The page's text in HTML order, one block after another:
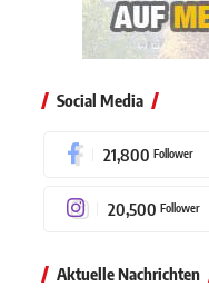
Social Media
21,800 Follower
20,500 Follower
Aktuelle Nachrichten